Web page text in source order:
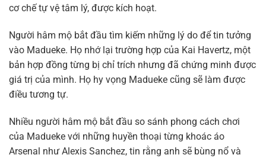
cơ chế tự vệ tâm lý, được kích hoạt.
Người hâm mộ bắt đầu tìm kiếm những lý do để tin tưởng
vào Madueke. Họ nhớ lại trường hợp của Kai Havertz, một
bản hợp đồng từng bị chỉ trích nhưng đã chứng minh được
giá trị của mình. Họ hy vọng Madueke cũng sẽ làm được
điều tương tự.
Nhiều người hâm mộ bắt đầu so sánh phong cách chơi
của Madueke với những huyền thoại từng khoác áo
Arsenal như Alexis Sanchez, tin rằng anh sẽ bùng nổ và